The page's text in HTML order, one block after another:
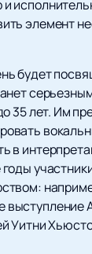
элемент
будет
35 лет. Им
в
Уитни